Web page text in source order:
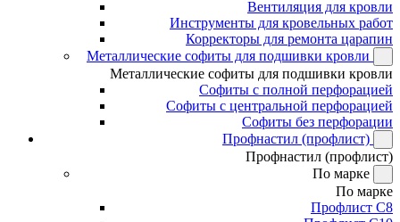
Вентиляция для кровли
Инструменты для кровельных работ
Корректоры для ремонта царапин
Металлические софиты для подшивки кровли
Металлические софиты для подшивки кровли
Софиты с полной перфорацией
Софиты с центральной перфорацией
Софиты без перфорации
Профнастил (профлист)
Профнастил (профлист)
По марке
По марке
Профлист С8